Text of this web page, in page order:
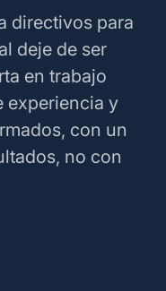
directivos para
deje de ser
en trabajo
experiencia y
con un
no con